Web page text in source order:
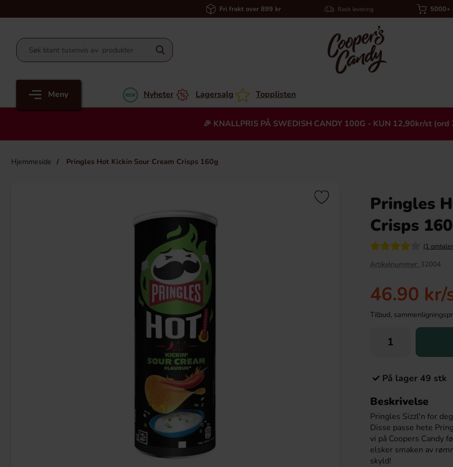
Fri frakt over 899 kr Rask levering 5000+
Meny Nyheter Lagersalg Topplisten
🎉 KNALLPRIS PÅ SWEDISH CANDY 100G - KUN 12,90kr/st (ord
Hjemmeside Pringles Hot Kickin Sour Cream Crisps 160g
Heading
Red Bull Green Drakfrukt 25cl
Köp
113g
Pringles
Crisps
(1
Artikelnummer: 32004
46.90 kr/
Tilbud,
På lager 49 stk
Beskrivelse
Pringles Sizzl'n for
Disse passe hete
vi på Coopers Candy
elsker smaken av
skyld!